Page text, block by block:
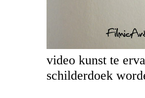
video kunst te
schilderdoek